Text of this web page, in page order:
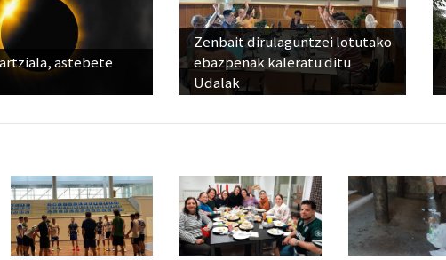
astebete
Zenbait dirulaguntzei lotutako
ebazpenak kaleratu ditu
Udalak